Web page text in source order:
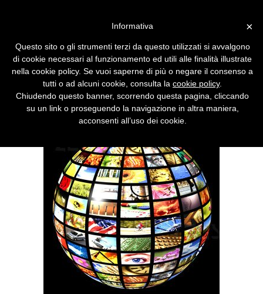
regolamenta le Tv sul Web
Ogni Web Tv dovrà disporre di
autorizzazione ministeriale e i provider
saranno responsabili dei contenuti. YouTube
a rischio sopravvivenza.
×
Informativa
Questo sito o gli strumenti terzi da questo utilizzati si avvalgono
di cookie necessari al funzionamento ed utili alle finalità illustrate
nella cookie policy. Se vuoi saperne di più o negare il consenso a
tutti o ad alcuni cookie, consulta la cookie policy.
Chiudendo questo banner, scorrendo questa pagina, cliccando
su un link o proseguendo la navigazione in altra maniera,
acconsenti all’uso dei cookie.